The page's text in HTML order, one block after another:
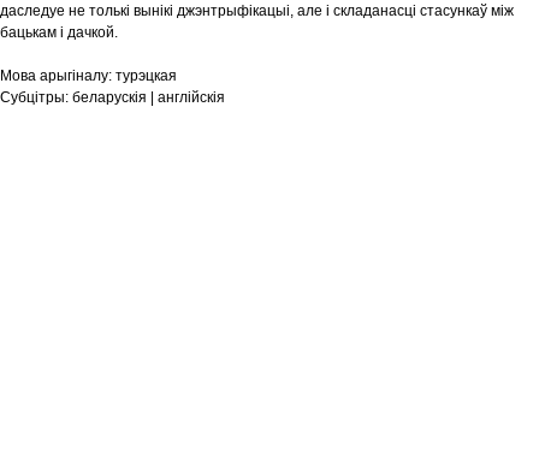
даследуе не толькі вынікі джэнтрыфікацыі, але і складанасці стасункаў між
бацькам і дачкой.
Мова арыгіналу: турэцкая
Субцітры: беларускія | англійскія